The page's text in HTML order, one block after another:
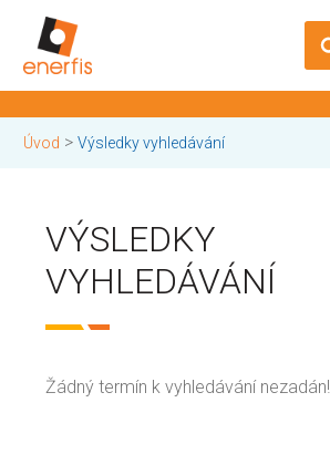
Úvod > Výsledky vyhledávání
VÝSLEDKY
VYHLEDÁVÁNÍ
Žádný termín k vyhledávání nezadán!